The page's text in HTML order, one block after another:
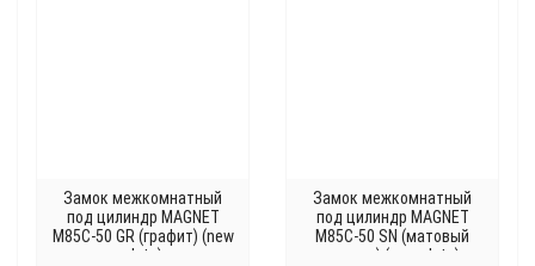
Замок межкомнатный
под цилиндр MAGNET
M85C-50 GR (графит) (new
plate)
Замок межкомнатный
под цилиндр MAGNET
M85C-50 SN (матовый
никель) (new plate)